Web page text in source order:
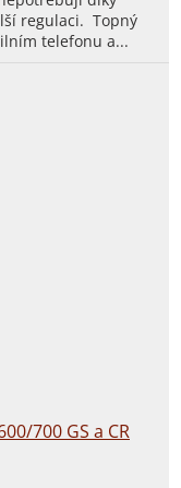
regulaci. Topný
telefonu a...
700 GS a CR